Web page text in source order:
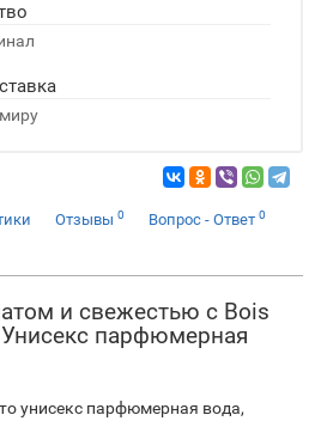
Отзывы 0 Вопрос - Ответ 0
и свежестью с Bois
парфюмерная
унисекс парфюмерная вода,